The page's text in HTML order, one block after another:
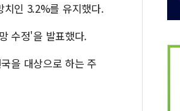
치인 3.2%를 유지했다.
수정'을 발표했다.
을 대상으로 하는 주